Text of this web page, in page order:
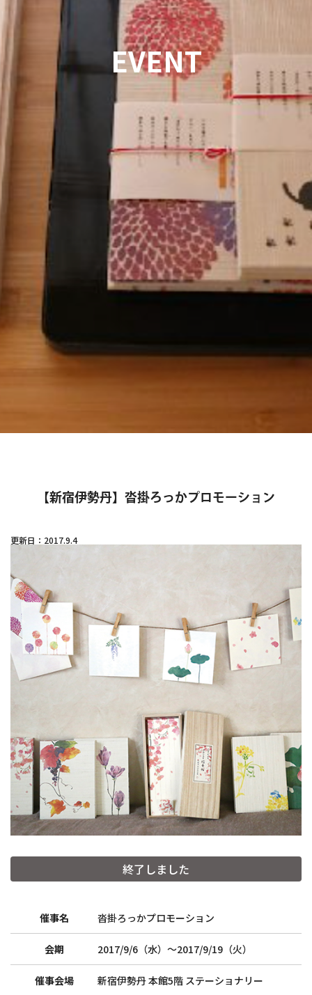
EVENT
【新宿伊勢丹】沓掛ろっかプロモーション
更新日：2017.9.4
終了しました
催事名 沓掛ろっかプロモーション
会期 2017/9/6（水）〜2017/9/19（火）
催事会場 新宿伊勢丹 本館5階 ステーショナリー